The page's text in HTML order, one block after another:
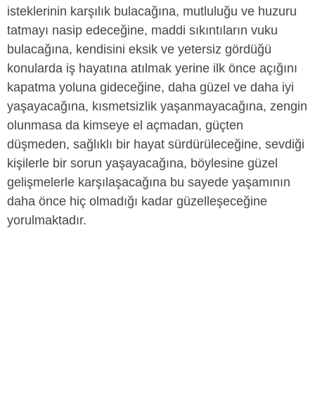
isteklerinin karşılık bulacağına, mutluluğu ve huzuru
tatmayı nasip edeceğine, maddi sıkıntıların vuku
bulacağına, kendisini eksik ve yetersiz gördüğü
konularda iş hayatına atılmak yerine ilk önce açığını
kapatma yoluna gideceğine, daha güzel ve daha iyi
yaşayacağına, kısmetsizlik yaşanmayacağına, zengin
olunmasa da kimseye el açmadan, güçten
düşmeden, sağlıklı bir hayat sürdürüleceğine, sevdiği
kişilerle bir sorun yaşayacağına, böylesine güzel
gelişmelerle karşılaşacağına bu sayede yaşamının
daha önce hiç olmadığı kadar güzelleşeceğine
yorulmaktadır.